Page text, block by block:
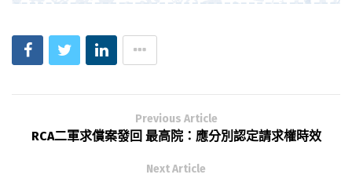
Previous Article
RCA二軍求償案發回 最高院：應分別認定請求權時效
Next Article